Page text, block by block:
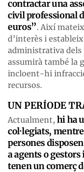
contractar una
civil professional
euros”. Així
d’interès i
administrativa dels
assumirà també la
incloent-hi
recursos.
UN PERÍODE
Actualment, hi ha
col·legiats,
persones
a agents o
tenen un comerç